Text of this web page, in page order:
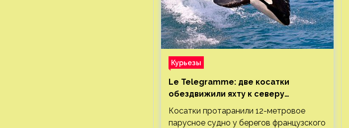
Курьезы
Le Telegramme: две косатки
обездвижили яхту к северу
от Гибралтарского пролива
Косатки протаранили 12-метровое
парусное судно у берегов французского